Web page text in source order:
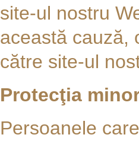
site-ul nostru
această cauză,
către site-ul
Protecţia
Persoanele